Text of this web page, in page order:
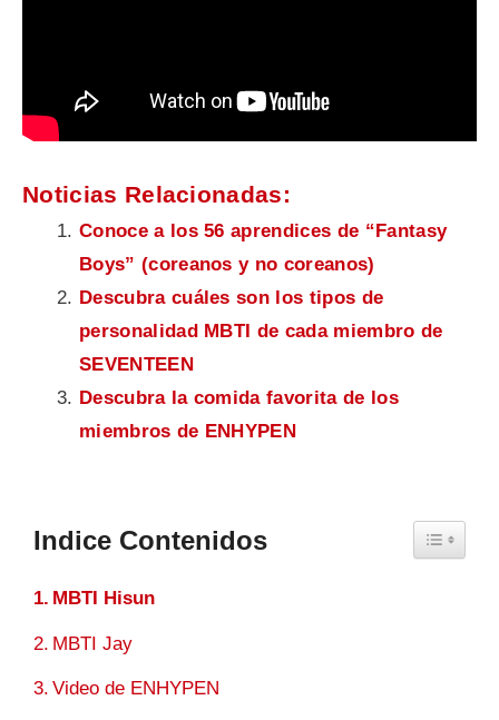
Noticias Relacionadas:
Conoce a los 56 aprendices de “Fantasy
Boys” (coreanos y no coreanos)
Descubra cuáles son los tipos de
personalidad MBTI de cada miembro de
SEVENTEEN
Descubra la comida favorita de los
miembros de ENHYPEN
Indice Contenidos Toggle
MBTI Hisun
MBTI Jay
Video de ENHYPEN